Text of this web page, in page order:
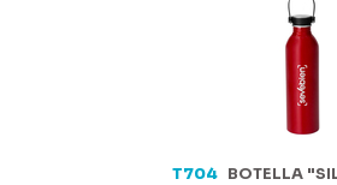
T704 BOTELLA